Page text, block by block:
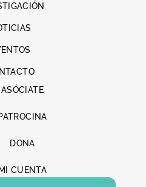
ASÓCIATE
DONA
MI CUENTA